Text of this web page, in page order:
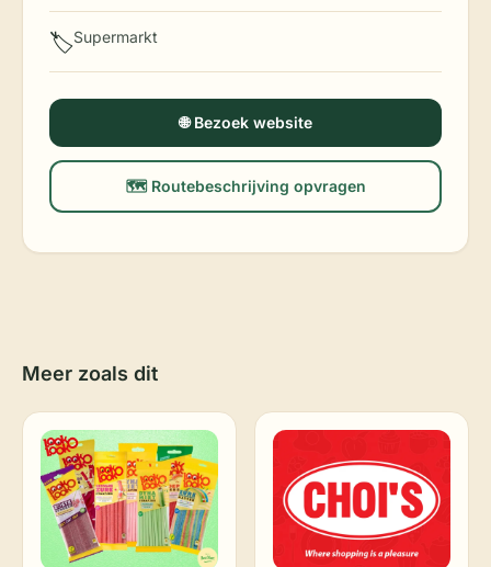
🏷️Supermarkt
🌐 Bezoek website
🗺️ Routebeschrijving opvragen
Meer zoals dit